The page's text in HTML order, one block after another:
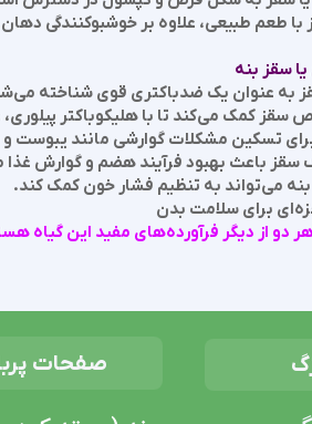
طعم طبیعی، علاوه بر خوشبوکنندگی
سقز بنه
به عنوان یک ضدباکتری قوی شناخته
سقز کمک می‌کند تا با هلیکوباکتر
تسکین مشکلات گوارشی مانند یبوست
باعث بهبود فرآیند هضم و گوارش
می‌تواند به تنظیم فشار خون کمک کند.
برای سلامت بدن
از دیگر فرآورده‌های مفید این گیاه
صفحات